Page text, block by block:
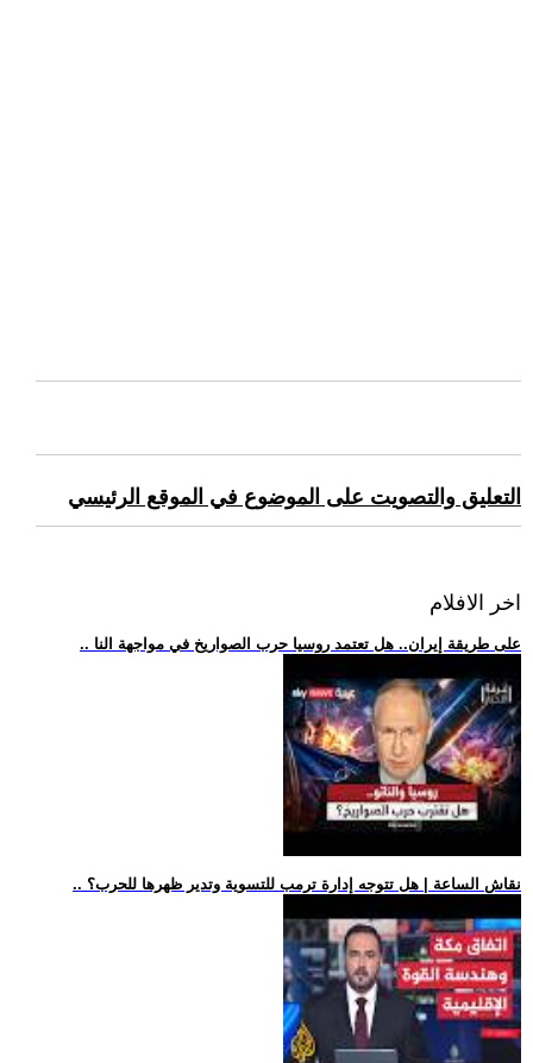
التعليق والتصويت على الموضوع في الموقع الرئيسي
اخر الافلام
.. على طريقة إيران.. هل تعتمد روسيا حرب الصواريخ في مواجهة النا
.. نقاش الساعة | هل تتوجه إدارة ترمب للتسوية وتدير ظهرها للحرب؟